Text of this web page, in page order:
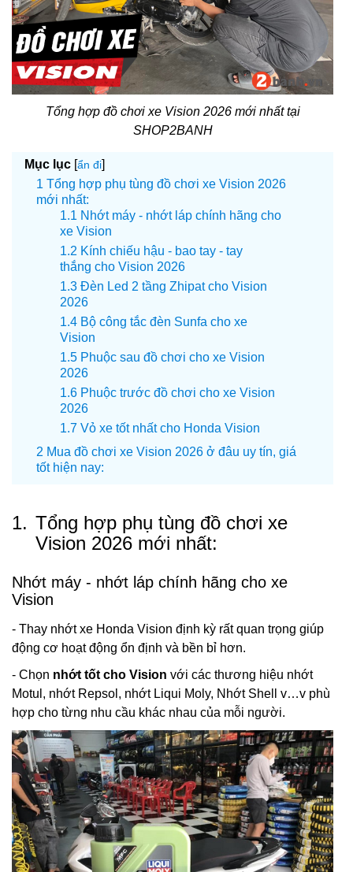
Tổng hợp đồ chơi xe Vision 2026 mới nhất tại
SHOP2BANH
Mục lục [ẩn đi]
Tổng hợp phụ tùng đồ chơi xe Vision 2026
mới nhất:
Nhớt máy - nhớt láp chính hãng cho
xe Vision
Kính chiếu hậu - bao tay - tay
thắng cho Vision 2026
Đèn Led 2 tầng Zhipat cho Vision
2026
Bộ công tắc đèn Sunfa cho xe
Vision
Phuộc sau đồ chơi cho xe Vision
2026
Phuộc trước đồ chơi cho xe Vision
2026
Vỏ xe tốt nhất cho Honda Vision
Mua đồ chơi xe Vision 2026 ở đâu uy tín, giá
tốt hiện nay:
1. Tổng hợp phụ tùng đồ chơi xe
Vision 2026 mới nhất:
Nhớt máy - nhớt láp chính hãng cho xe
Vision
- Thay nhớt xe Honda Vision định kỳ rất quan trọng giúp
động cơ hoạt động ổn định và bền bỉ hơn.
- Chọn nhớt tốt cho Vision với các thương hiệu nhớt
Motul, nhớt Repsol, nhớt Liqui Moly, Nhớt Shell v…v phù
hợp cho từng nhu cầu khác nhau của mỗi người.